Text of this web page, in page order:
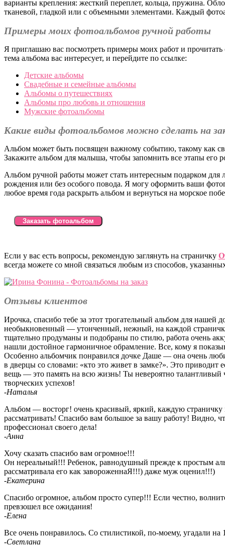
варианты крепления: жесткий переплет, кольца, пружина.
тканевой, гладкой или с объемными элементами. Каждый
Примеры моих фотоальбомов ручной работы
Я приглашаю вас посмотреть примеры моих работ и прочитать
тема альбома вас интересует, и перейдите по ссылке:
Детские альбомы
Свадебные и семейные альбомы
Альбомы о путешествиях
Альбомы про любовь и отношения
Мужские фотоальбомы
Какие виды фотоальбомов можно сделать на
Альбом может быть посвящен важному событию, такому как
Закажите альбом для малыша, чтобы запомнить все этапы его
Альбом ручной работы может стать интересным подарком для
рождения или без особого повода. Я могу оформить ваши
любое время года раскрыть альбом и вернуться на морское
Если у вас есть вопросы, рекомендую заглянуть на страничку
всегда можете со мной связаться любым из способов,
Отзывы клиентов
Ирочка, спасибо тебе за этот трогательный альбом для нашей
необыкновенный — утонченный, нежный, на каждой
тщательно продуманы и подобраны по стилю, работа очень
нашли достойное гармоничное обрамление. Все, кому я
Особенно альбомчик понравился дочке Даше — она очень
в дверцы со словами: «кто это живет в замке?». Это приводит
вещь — это память на всю жизнь! Ты невероятно талантливый
творческих успехов!
-Наталья
Альбом — восторг! очень красивый, яркий, каждую страничку
рассматривать! Спасибо вам большое за вашу работу! Видно,
профессионал своего дела!
-Анна
Хочу сказать спасибо вам огромное!!!
Он нереальный!!! Ребенок, равнодушный прежде к простым
рассматривала его как завороженнаЯ!!!) даже муж оценил!!!)
-Екатерина
Спасибо огромное, альбом просто супер!!! Если честно,
превзошел все ожидания!
-Елена
Все очень понравилось. Со стилистикой, по-моему, угадали на
-Светлана